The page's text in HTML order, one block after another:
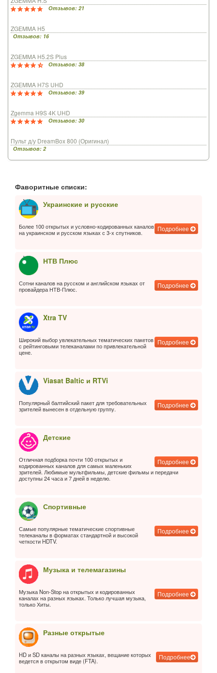
Отзывов: 21
ZGEMMA H5
Отзывов: 16
ZGEMMA H5.2S Plus
Отзывов: 38
ZGEMMA H7S UHD
Отзывов: 39
Zgemma H9S 4K UHD
Отзывов: 30
Пульт д/у DreamBox 800 (Оригинал)
Отзывов: 2
Фаворитные списки:
Украинские и русские
Подробнее
Более 100 открытых и условно-кодированных каналов
на украинском и русском языках с 3-х спутников.
НТВ Плюс
Подробнее
Сотни каналов на русском и английском языках от
провайдера НТВ‑Плюс.
Xtra TV
Подробнее
Широкий выбор увлекательных тематических пакетов
с рейтинговыми телеканалами по привлекательной
цене.
Viasat Baltic и RTVi
Подробнее
Популярный балтийский пакет для требовательных
зрителей вынесен в отдельную группу.
Детские
Подробнее
Отличная подборка почти 100 открытых и
кодированных каналов для самых маленьких
зрителей. Любимые мультфильмы, детские фильмы и передачи
доступны 24 часа и 7 дней в неделю.
Спортивные
Подробнее
Самые популярные тематические спортивные
телеканалы в форматах стандартной и высокой
четкости HDTV.
Музыка и телемагазины
Подробнее
Музыка Non-Stop на открытых и кодированных
каналах на разных языках. Только лучшая музыка,
только Хиты.
Разные открытые
Подробнее
HD и SD каналы на разных языках, вещание которых
ведется в открытом виде (FTA).